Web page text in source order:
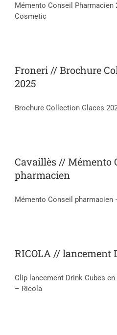
Mémento Conseil Pharmacien
Cosmetic
Froneri // Brochure
2025
Brochure Collection Glaces
Cavaillès // Mémento
pharmacien
Mémento Conseil pharmacien
RICOLA // lancement
Clip lancement Drink Cubes
– Ricola